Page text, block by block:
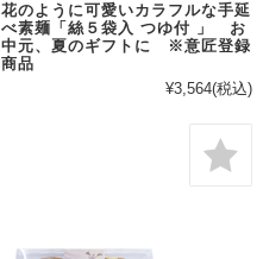
花のように可愛いカラフルな手延
べ素麺「絲５袋入 つゆ付 」 お
中元、夏のギフトに ※意匠登録
商品
¥3,564(税込)